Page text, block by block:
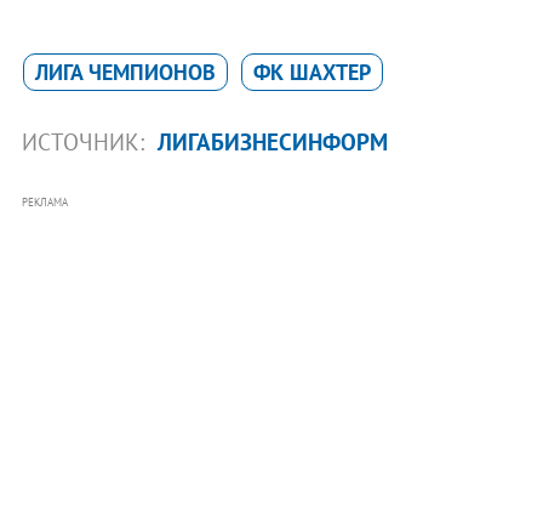
ЛИГА ЧЕМПИОНОВ ФК ШАХТЕР
ИСТОЧНИК: ЛИГАБИЗНЕСИНФОРМ
РЕКЛАМА